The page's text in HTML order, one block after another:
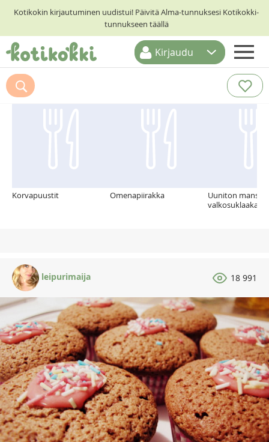
Kotikokin kirjautuminen uudistui! Päivitä Alma-tunnuksesi Kotikokki-
tunnukseen täällä
ETUSIVU
RESEPTIHAKU
Kirjaudu
Suosittelemme myös
Korvapuustit Omenapiirakka
Uuniton
leipurimaija 18 991